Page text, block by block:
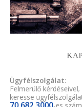
Ügyfélszolgálat:
Felmerülő
keresse